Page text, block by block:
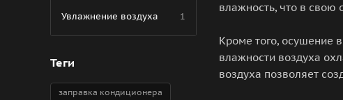
влажность, что в свою
Кроме того, осушение
влажности воздуха
воздуха позволяет
Увлажнение воздуха 1
Теги
заправка кондиционера